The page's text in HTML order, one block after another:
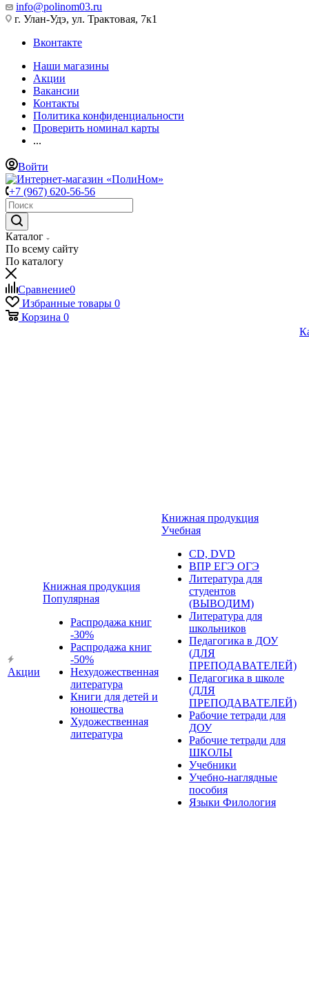
info@polinom03.ru
г. Улан-Удэ, ул. Трактовая, 7к1
Вконтакте
Наши магазины
Акции
Вакансии
Контакты
Политика конфиденциальности
Проверить номинал карты
...
Войти
+7 (967) 620-56-56
Каталог
По всему сайту
По каталогу
Сравнение0
Избранные товары 0
Корзина 0
Акции
Книжная продукция
Популярная
Распродажа книг
-30%
Распродажа книг
-50%
Нехудожественная
литература
Книги для детей и
юношества
Художественная
литература
Книжная продукция
Учебная
CD, DVD
ВПР ЕГЭ ОГЭ
Литература для
студентов
(ВЫВОДИМ)
Литература для
школьников
Педагогика в ДОУ
(ДЛЯ
ПРЕПОДАВАТЕЛЕЙ)
Педагогика в школе
(ДЛЯ
ПРЕПОДАВАТЕЛЕЙ)
Рабочие тетради для
ДОУ
Рабочие тетради для
ШКОЛЫ
Учебники
Учебно-наглядные
пособия
Языки Филология